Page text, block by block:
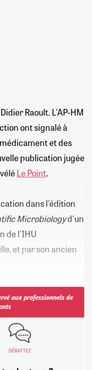
Raoult. L'AP-HM
ont signalé à
et des
publication jugée
Le Point.
dans l'édition
Microbiologyd'un
de l'IHU
et par son ancien